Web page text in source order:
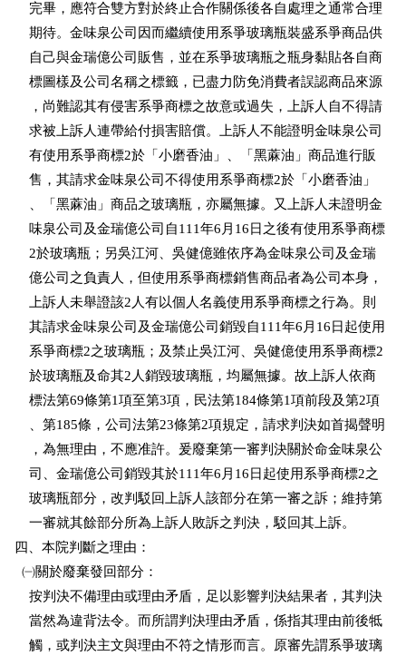
    完畢，應符合雙方對於終止合作關係後各自處理之通常合理
    期待。金味泉公司因而繼續使用系爭玻璃瓶裝盛系爭商品供
    自己與金瑞億公司販售，並在系爭玻璃瓶之瓶身黏貼各自商
    標圖樣及公司名稱之標籤，已盡力防免消費者誤認商品來源
    ，尚難認其有侵害系爭商標之故意或過失，上訴人自不得請
    求被上訴人連帶給付損害賠償。上訴人不能證明金味泉公司
    有使用系爭商標2於「小磨香油」、「黑蔴油」商品進行販
    售，其請求金味泉公司不得使用系爭商標2於「小磨香油」
    、「黑蔴油」商品之玻璃瓶，亦屬無據。又上訴人未證明金
    味泉公司及金瑞億公司自111年6月16日之後有使用系爭商標
    2於玻璃瓶；另吳江河、吳健億雖依序為金味泉公司及金瑞
    億公司之負責人，但使用系爭商標銷售商品者為公司本身，
    上訴人未舉證該2人有以個人名義使用系爭商標之行為。則
    其請求金味泉公司及金瑞億公司銷毀自111年6月16日起使用
    系爭商標2之玻璃瓶；及禁止吳江河、吳健億使用系爭商標2
    於玻璃瓶及命其2人銷毀玻璃瓶，均屬無據。故上訴人依商
    標法第69條第1項至第3項，民法第184條第1項前段及第2項
    、第185條，公司法第23條第2項規定，請求判決如首揭聲明
    ，為無理由，不應准許。爰廢棄第一審判決關於命金味泉公
    司、金瑞億公司銷毀其於111年6月16日起使用系爭商標2之
    玻璃瓶部分，改判駁回上訴人該部分在第一審之訴；維持第
    一審就其餘部分所為上訴人敗訴之判決，駁回其上訴。
四、本院判斷之理由：
  ㈠關於廢棄發回部分：
    按判決不備理由或理由矛盾，足以影響判決結果者，其判決
    當然為違背法令。而所謂判決理由矛盾，係指其理由前後牴
    觸，或判決主文與理由不符之情形而言。原審先謂系爭玻璃